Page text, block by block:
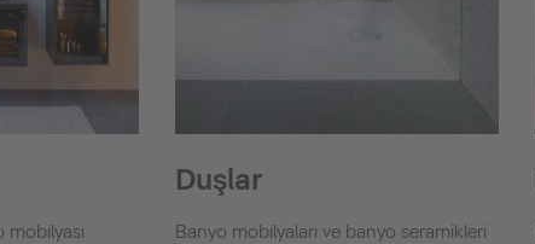
Duşlar
Banyo mobilyaları ve banyo seramikleri